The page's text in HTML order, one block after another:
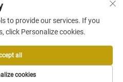
Co., Ltd. All Rights Reserved -
to provide our services. If you
click Personalize cookies.
cookies
all